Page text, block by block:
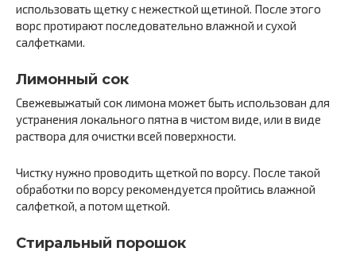
использовать щетку с нежесткой щетиной. После этого
ворс протирают последовательно влажной и сухой
салфетками.
Лимонный сок
Свежевыжатый сок лимона может быть использован для
устранения локального пятна в чистом виде, или в виде
раствора для очистки всей поверхности.
Чистку нужно проводить щеткой по ворсу. После такой
обработки по ворсу рекомендуется пройтись влажной
салфеткой, а потом щеткой.
Стиральный порошок